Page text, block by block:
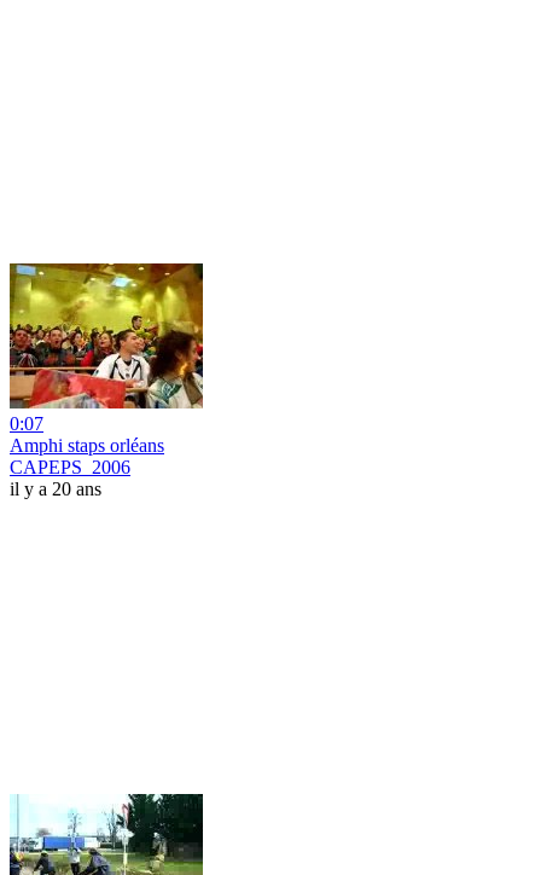
0:07
Amphi staps orléans
CAPEPS_2006
il y a 20 ans